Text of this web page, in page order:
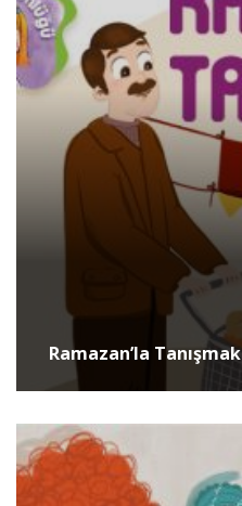
Ramazan’la Tanışmak